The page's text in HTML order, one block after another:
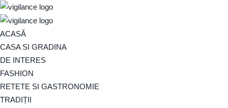
ACASĂ
CASA SI GRADINA
DE INTERES
FASHION
RETETE SI GASTRONOMIE
TRADIȚII